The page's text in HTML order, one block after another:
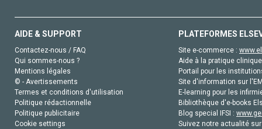
AIDE & SUPPORT
Contactez-nous / FAQ
Qui sommes-nous ?
Mentions légales
© - Avertissements
Termes et conditions d'utilisation
Politique rédactionnelle
Politique publicitaire
Cookie settings
PLATEFORMES
Site e-commerce :
Aide à la pratique
Portail pour les
Site d'information sur
E-learning pour les
Bibliothèque d'e-books
Blog special IFSI :
Suivez notre actualité